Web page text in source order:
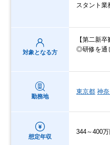
スタント業
対象となる方
【第二新
◎研修を通
勤務地
東京都 神
想定年収
344～400万